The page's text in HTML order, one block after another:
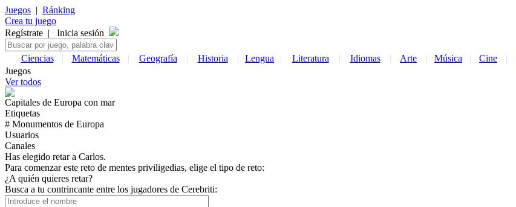
Juegos | Ránking
Crea tu juego
Regístrate | Inicia sesión
Ciencias | Matemáticas | Geografía | Historia | Lengua | Literatura | Idiomas | Arte | Música | Cine |
Juegos
Ver todos
Capitales de Europa con mar
Etiquetas
# Monumentos de Europa
Usuarios
Canales
Has elegido retar a Carlos.
Para comenzar este reto de mentes priviligedias, elige el tipo de reto:
¿A quién quieres retar?
Busca a tu contrincante entre los jugadores de Cerebriti: